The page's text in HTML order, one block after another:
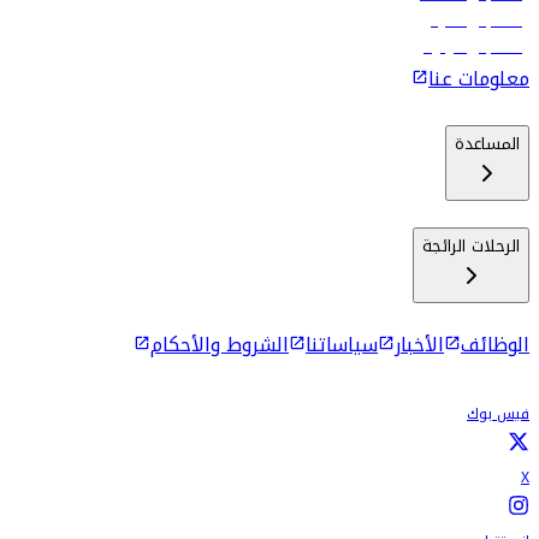
رحلات إلى ماليه
رحلات إلى كولومبو
معلومات عنا
المساعدة
الرحلات الرائجة
الوظائف الأخبار سياساتنا الشروط والأحكام
فيس بوك
X